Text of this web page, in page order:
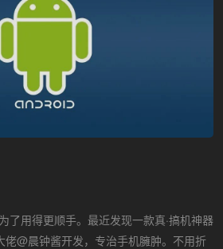
了用得更顺手。最近发现一款真·搞机神器
@晨钟酱开发，专治手机臃肿。不用折